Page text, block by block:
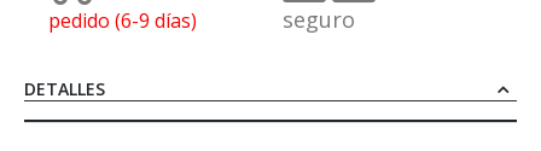
pedido (6-9 días)
seguro
DETALLES